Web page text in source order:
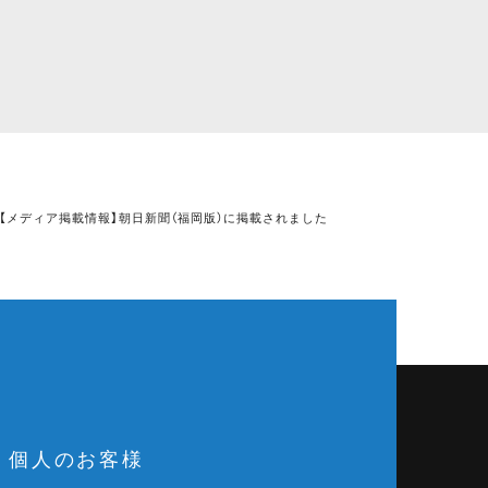
【メディア掲載情報】朝日新聞（福岡版）に掲載されました
個人のお客様